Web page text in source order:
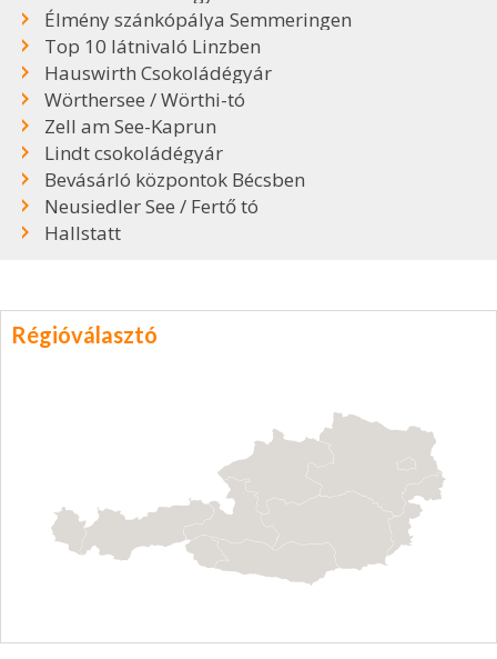
Élmény szánkópálya Semmeringen
Top 10 látnivaló Linzben
Hauswirth Csokoládégyár
Wörthersee / Wörthi-tó
Zell am See-Kaprun
Lindt csokoládégyár
Bevásárló központok Bécsben
Neusiedler See / Fertő tó
Hallstatt
Régióválasztó